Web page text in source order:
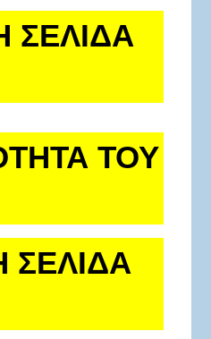
ΣΕΛΙΔΑ
ΤΟΥ
ΣΕΛΙΔΑ